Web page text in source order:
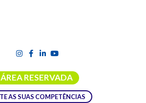
ÁREA RESERVADA
AS SUAS COMPETÊNCIAS